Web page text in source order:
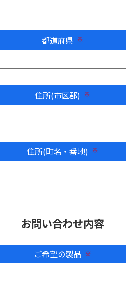
都道府県
住所(市区郡)
住所(町名・番地)
お問い合わせ内容
ご希望の製品